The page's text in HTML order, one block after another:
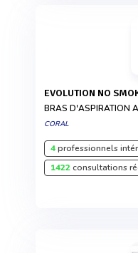
EVOLUTION NO
BRAS D'ASPIRATION
CORAL
4professionnels
1422consultations